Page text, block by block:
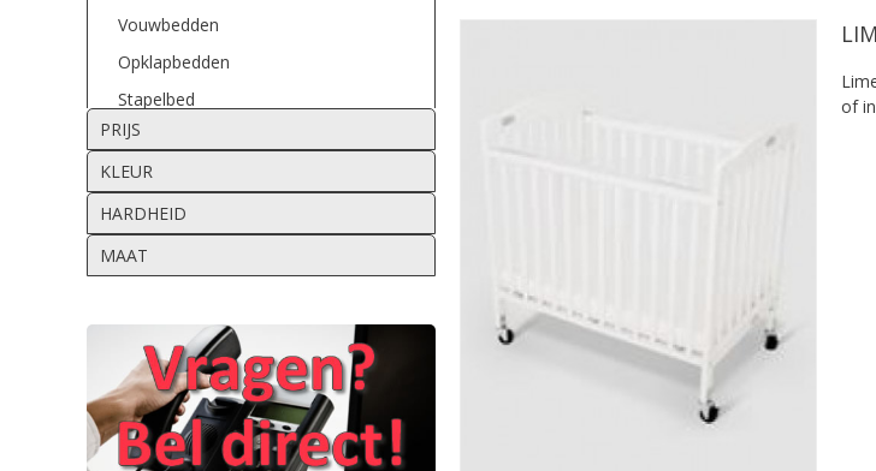
Vouwbedden
Opklapbedden
Stapelbed
Project bedden
PRIJS
KLEUR
HARDHEID
MAAT
of